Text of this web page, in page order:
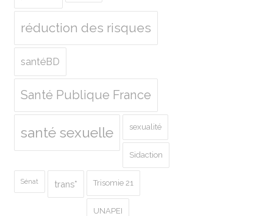
réduction des risques
santéBD
Santé Publique France
santé sexuelle sexualité
Sidaction
Sénat trans* Trisomie 21
UNAPEI